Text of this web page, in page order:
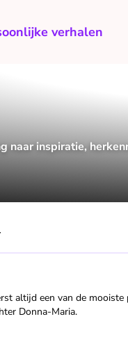
verhalen
naar inspiratie,
altijd een van de
Donna-Maria.